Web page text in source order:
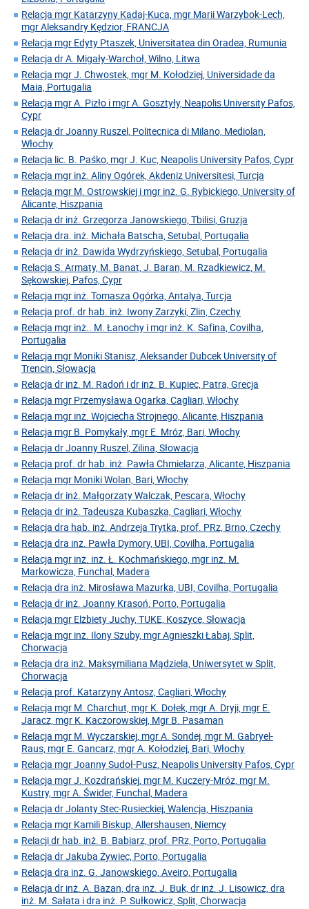
Relacja mgr Katarzyny Kadaj-Kuca, mgr Marii Warzybok-Lech,
mgr Aleksandry Kędzior, FRANCJA
Relacja mgr Edyty Ptaszek, Universitatea din Oradea, Rumunia
Relacja dr A. Migały-Warchoł, Wilno, Litwa
Relacja mgr J. Chwostek, mgr M. Kołodziej, Universidade da
Maia, Portugalia
Relacja mgr A. Pizło i mgr A. Gosztyły, Neapolis University Pafos,
Cypr
Relacja dr Joanny Ruszel, Politecnica di Milano, Mediolan,
Włochy
Relacja lic. B. Paśko, mgr J. Kuc, Neapolis University Pafos, Cypr
Relacja mgr inż. Aliny Ogórek, Akdeniz Universitesi, Turcja
Relacja mgr M. Ostrowskiej i mgr inż. G. Rybickiego, University of
Alicante, Hiszpania
Relacja dr inż. Grzegorza Janowskiego, Tbilisi, Gruzja
Relacja dra. inż. Michała Batscha, Setubal, Portugalia
Relacja dr inż. Dawida Wydrzyńskiego, Setubal, Portugalia
Relacja S. Armaty, M. Banat, J. Baran, M. Rzadkiewicz, M.
Sękowskiej, Pafos, Cypr
Relacja mgr inż. Tomasza Ogórka, Antalya, Turcja
Relacja prof. dr hab. inż. Iwony Zarzyki, Zlin, Czechy
Relacja mgr inż.. M. Łanochy i mgr inż. K. Safina, Covilha,
Portugalia
Relacja mgr Moniki Stanisz, Aleksander Dubcek University of
Trencin, Słowacja
Relacja dr inż. M. Radoń i dr inż. B. Kupiec, Patra, Grecja
Relacja mgr Przemysława Ogarka, Cagliari, Włochy
Relacja mgr inż. Wojciecha Strojnego, Alicante, Hiszpania
Relacja mgr B. Pomykały, mgr E. Mróz, Bari, Włochy
Relacja dr Joanny Ruszel, Zilina, Słowacja
Relacja prof. dr hab. inż. Pawła Chmielarza, Alicante, Hiszpania
Relacja mgr Moniki Wolan, Bari, Włochy
Relacja dr inż. Małgorzaty Walczak, Pescara, Włochy
Relacja dr inż. Tadeusza Kubaszka, Cagliari, Włochy
Relacja dra hab. inż. Andrzeja Trytka, prof. PRz, Brno, Czechy
Relacja dra inż. Pawła Dymory, UBI, Covilha, Portugalia
Relacja mgr inż. inż. Ł. Kochmańskiego, mgr inż. M.
Markowicza, Funchal, Madera
Relacja dra inż. Mirosława Mazurka, UBI, Covilha, Portugalia
Relacja dr inż. Joanny Krasoń, Porto, Portugalia
Relacja mgr Elżbiety Juchy, TUKE, Koszyce, Słowacja
Relacja mgr inż. Ilony Szuby, mgr Agnieszki Łabaj, Split,
Chorwacja
Relacja dra inż. Maksymiliana Mądziela, Uniwersytet w Split,
Chorwacja
Relacja prof. Katarzyny Antosz, Cagliari, Włochy
Relacja mgr M. Charchut, mgr K. Dołek, mgr A. Dryji, mgr E.
Jaracz, mgr K. Kaczorowskiej, Mgr B. Pasaman
Relacja mgr M. Wyczarskiej, mgr A. Sondej, mgr M. Gabryel-
Raus, mgr E. Gancarz, mgr A. Kołodziej, Bari, Włochy
Relacja mgr Joanny Sudoł-Pusz, Neapolis University Pafos, Cypr
Relacja mgr J. Kozdrańskiej, mgr M. Kuczery-Mróz, mgr M.
Kustry, mgr A. Świder, Funchal, Madera
Relacja dr Jolanty Stec-Rusieckiej, Walencja, Hiszpania
Relacja mgr Kamili Biskup, Allershausen, Niemcy
Relacji dr hab. inż. B. Babiarz, prof. PRz, Porto, Portugalia
Relacja dr Jakuba Żywiec, Porto, Portugalia
Relacja dra inż. G. Janowskiego, Aveiro, Portugalia
Relacja dr inż. A. Bazan, dra inż. J. Buk, dr inż. J. Lisowicz, dra
inż. M. Sałata i dra inż. P. Sułkowicz, Split, Chorwacja